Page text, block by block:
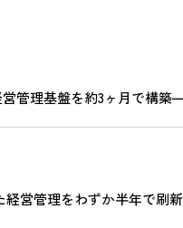
管理基盤を約3ヶ月で構
営管理をわずか半年で刷